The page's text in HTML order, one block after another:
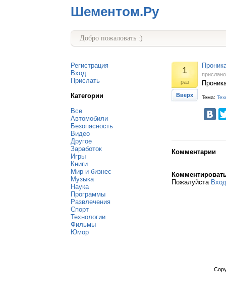
Шементом.Ру
Добро пожаловать :)
Регистрация
Вход
Прислать
Категории
Все
Автомобили
Безопасность
Видео
Другое
Заработок
Игры
Книги
Мир и бизнес
Музыка
Наука
Программы
Развлечения
Спорт
Технологии
Фильмы
Юмор
1
раз
Вверх Тема:
Комментарии
Пожалуйста Вход